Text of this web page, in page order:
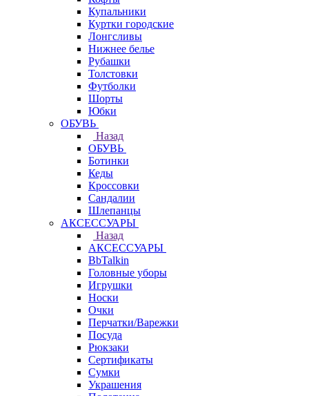
Купальники
Куртки городские
Лонгсливы
Нижнее белье
Рубашки
Толстовки
Футболки
Шорты
Юбки
ОБУВЬ
Назад
ОБУВЬ
Ботинки
Кеды
Кроссовки
Сандалии
Шлепанцы
АКСЕССУАРЫ
Назад
АКСЕССУАРЫ
BbTalkin
Головные уборы
Игрушки
Носки
Очки
Перчатки/Варежки
Посуда
Рюкзаки
Сертификаты
Сумки
Украшения